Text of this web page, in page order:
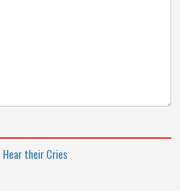
Hear their Cries